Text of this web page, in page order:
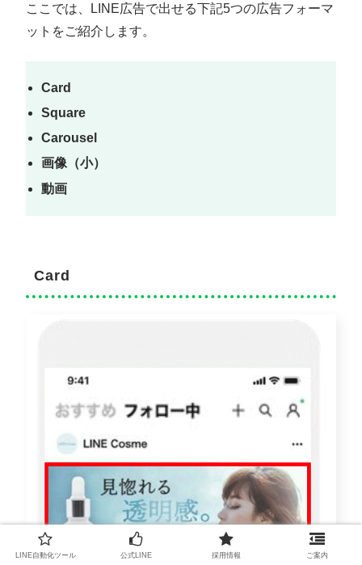
ここでは、LINE広告で出せる下記5つの広告フォーマ
ットをご紹介します。
Card
Square
Carousel
画像（小）
動画
Card
LINE自動化ツール 公式LINE 採用情報 ご案内